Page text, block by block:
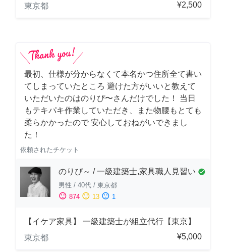
東京都
¥2,500
最初、仕様が分からなくて本名かつ住所全て書い
てしまっていたところ 避けた方がいいと教えて
いただいたのはのりぴ〜さんだけでした！ 当日
もテキパキ作業していただき、また物腰もとても
柔らかかったので 安心しておねがいできまし
た！
依頼されたチケット
のりぴ～ / 一級建築士,家具職人見習い check_circle
男性 / 40代 / 東京都
sentiment_satisfied 874 sentiment_neutral 13 sentiment_dissatisfied 1
【イケア家具】 一級建築士が組立代行【東京】
東京都
¥5,000